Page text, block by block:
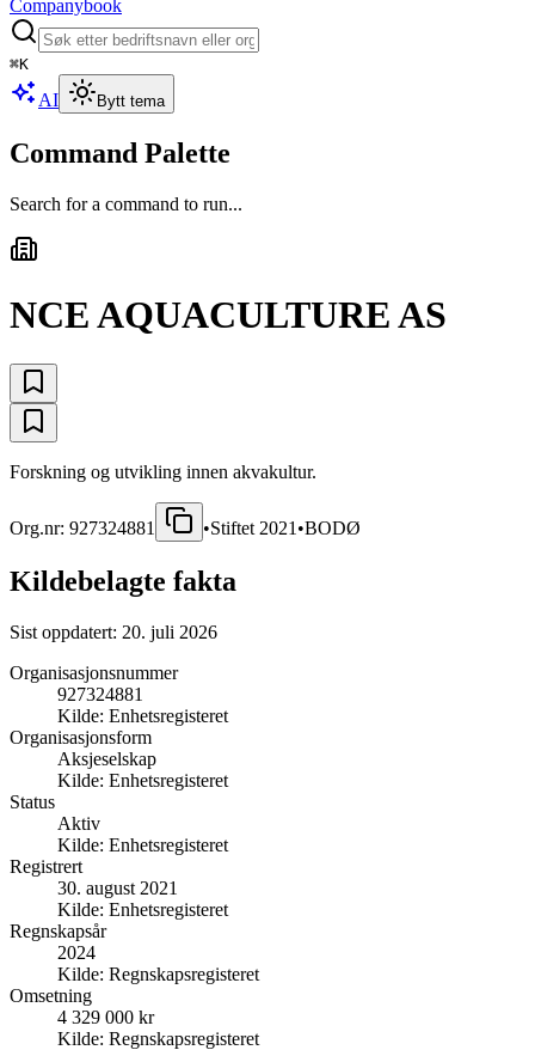
Companybook
⌘K
AI Bytt tema
Command Palette
Search for a command to run...
NCE AQUACULTURE AS
Forskning og utvikling innen akvakultur.
Org.nr: 927324881 •Stiftet 2021 •BODØ
Kildebelagte fakta
Sist oppdatert: 20. juli 2026
Organisasjonsnummer
927324881
Kilde: Enhetsregisteret
Organisasjonsform
Aksjeselskap
Kilde: Enhetsregisteret
Status
Aktiv
Kilde: Enhetsregisteret
Registrert
30. august 2021
Kilde: Enhetsregisteret
Regnskapsår
2024
Kilde: Regnskapsregisteret
Omsetning
4 329 000 kr
Kilde: Regnskapsregisteret